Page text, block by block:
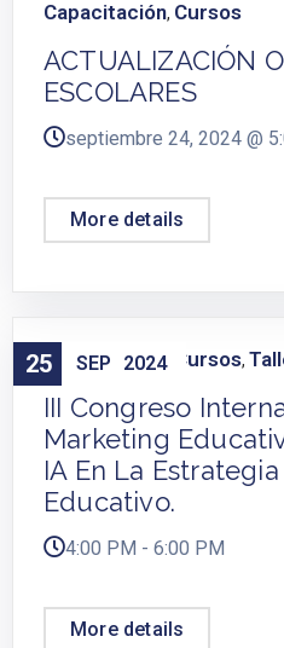
Capacitación, Cursos
ACTUALIZACIÓN
ESCOLARES
septiembre 24, 2024 @
More details
25 SEP 2024
Capacitación Cursos,
III Congreso
Marketing
IA En La
Educativo.
4:00 PM - 6:00 PM
More details